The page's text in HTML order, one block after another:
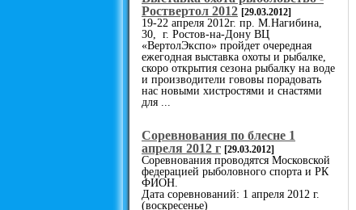
Роствертол 2012 [29.03.2012]
19-22 апреля 2012г. пр. М.Нагибина,
30, г. Ростов-на-Дону ВЦ
«ВертолЭкспо» пройдет очередная
ежегодная выставка охоты и рыбалке,
скоро открытия сезона рыбалку на воде
и производители гововы порадовать
нас новыми хистростями и снастями
для ...
Cоревнования по блесне 1
апреля 2012 г [29.03.2012]
Соревнования проводятся Московской
федерацией рыболовного спорта и РК
ФИОН.
Дата соревнований: 1 апреля 2012 г.
(воскресенье)